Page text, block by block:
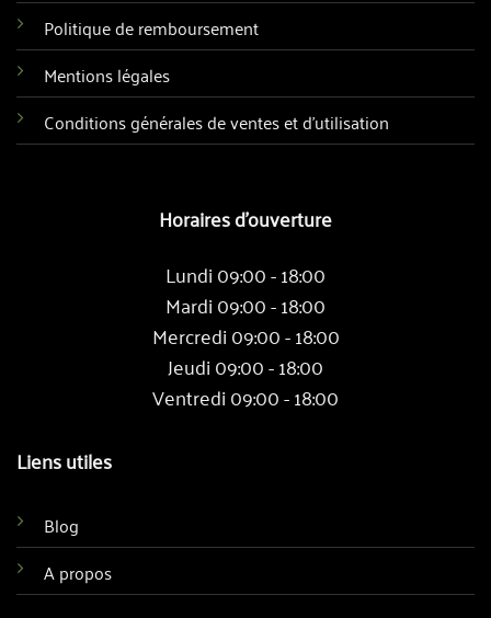
Politique de remboursement
Mentions légales
Conditions générales de ventes et d'utilisation
Horaires d'ouverture
Lundi 09:00 - 18:00
Mardi 09:00 - 18:00
Mercredi 09:00 - 18:00
Jeudi 09:00 - 18:00
Ventredi 09:00 - 18:00
Liens utiles
Blog
A propos